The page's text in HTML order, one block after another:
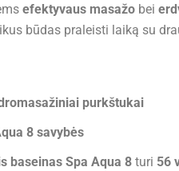
efektyvaus masažo bei
būdas praleisti laiką su
purkštukai
8 savybės
baseinas Spa Aqua 8 turi 56